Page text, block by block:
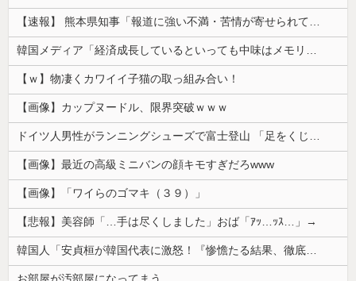
【速報】 熊本県知事「報道に強い不満・苦情が寄せられている」→TBSの報道特集がまさにそれな件
韓国メディア「経済成長しているといっても中味はメモリ価格だけ。雇用増加見通しが半減してしまった」……韓国の内需不況は根強い状況っすね
【ｗ】物凄くカワイイ子猫の取っ組み合い！
【画像】カップヌードル、限界突破ｗｗｗ
ドイツ人男性がランニングシューズで富士登山 「足をくじいて動けない」
【画像】最近の高級ミニバンの顔キモすぎだろwww
【画像】「ワイらのゴマキ（３９）」
【悲報】美容師「…手は尽くしました」おば「ｱｯ…ｯｽ…」→
韓国人「安貞桓が韓国代表に激怒！『惨憺たる結果、徹底的な刷新が必要だ』と監督や協会を痛烈批判」